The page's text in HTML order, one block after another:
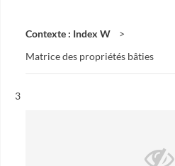
Contexte : Index W
Matrice des propriétés bâties
Résultat n°
3